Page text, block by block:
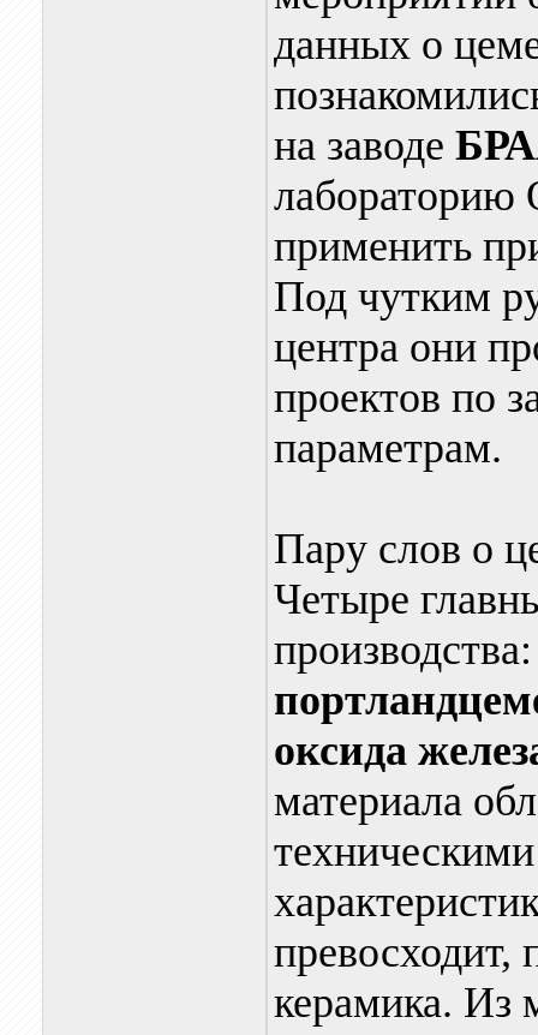
данных о
на заводе
лабораторию
применить
Под чутким
центра они
проектов по
параметрам.
Пару слов о
Четыре
оксида
материала
превосходит,
керамика. Из